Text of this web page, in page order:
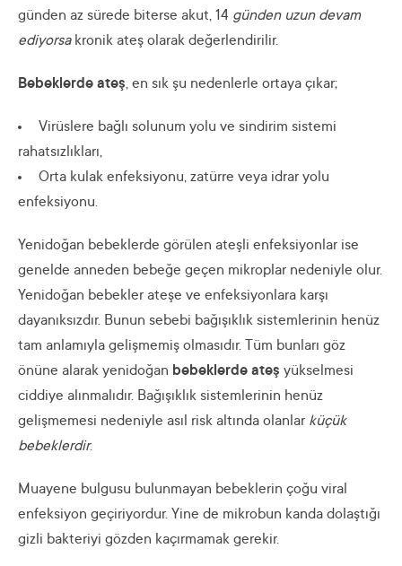
günden az sürede biterse akut, 14 günden uzun devam
ediyorsakronik ateş olarak değerlendirilir.
Bebeklerde ateş, en sık şu nedenlerle ortaya çıkar;
Virüslere bağlı solunum yolu ve sindirim sistemi
rahatsızlıkları,
Orta kulak enfeksiyonu, zatürre veya idrar yolu
enfeksiyonu.
Yenidoğan bebeklerde görülen ateşli enfeksiyonlar ise
genelde anneden bebeğe geçen mikroplar nedeniyle olur.
Yenidoğan bebekler ateşe ve enfeksiyonlara karşı
dayanıksızdır. Bunun sebebi bağışıklık sistemlerinin henüz
tam anlamıyla gelişmemiş olmasıdır. Tüm bunları göz
önüne alarak yenidoğan bebeklerde ateş yükselmesi
ciddiye alınmalıdır. Bağışıklık sistemlerinin henüz
gelişmemesi nedeniyle asıl risk altında olanlar küçük
bebeklerdir.
Muayene bulgusu bulunmayan bebeklerin çoğu viral
enfeksiyon geçiriyordur. Yine de mikrobun kanda dolaştığı
gizli bakteriyi gözden kaçırmamak gerekir.